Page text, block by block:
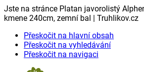
Jste na stránce Platan javorolistý
kmene 240cm, zemní bal | Truhlikov.cz
Přeskočit na hlavní obsah
Přeskočit na vyhledávání
Přeskočit na navigaci